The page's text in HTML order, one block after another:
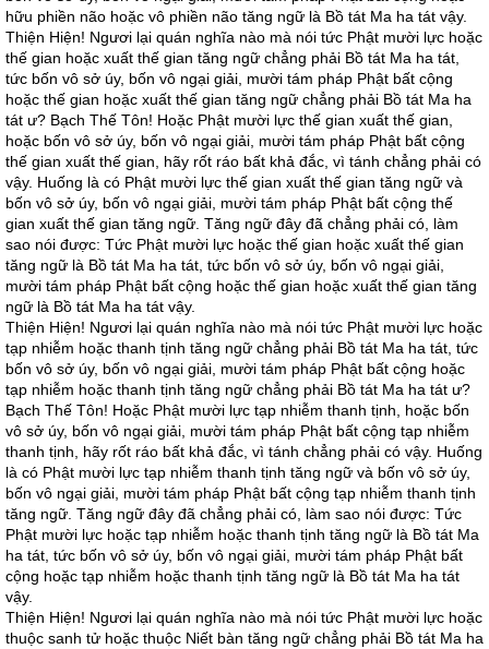
hữu phiền não hoặc vô phiền não tăng ngữ là Bồ tát Ma ha tát vậy.
Thiện Hiện! Ngươi lại quán nghĩa nào mà nói tức Phật mười lực hoặc
thế gian hoặc xuất thế gian tăng ngữ chẳng phải Bồ tát Ma ha tát,
tức bốn vô sở úy, bốn vô ngại giải, mười tám pháp Phật bất cộng
hoặc thế gian hoặc xuất thế gian tăng ngữ chẳng phải Bồ tát Ma ha
tát ư? Bạch Thế Tôn! Hoặc Phật mười lực thế gian xuất thế gian,
hoặc bốn vô sở úy, bốn vô ngại giải, mười tám pháp Phật bất cộng
thế gian xuất thế gian, hãy rốt ráo bất khả đắc, vì tánh chẳng phải có
vậy. Huống là có Phật mười lực thế gian xuất thế gian tăng ngữ và
bốn vô sở úy, bốn vô ngại giải, mười tám pháp Phật bất cộng thế
gian xuất thế gian tăng ngữ. Tăng ngữ đây đã chẳng phải có, làm
sao nói được: Tức Phật mười lực hoặc thế gian hoặc xuất thế gian
tăng ngữ là Bồ tát Ma ha tát, tức bốn vô sở úy, bốn vô ngại giải,
mười tám pháp Phật bất cộng hoặc thế gian hoặc xuất thế gian tăng
ngữ là Bồ tát Ma ha tát vậy.
Thiện Hiện! Ngươi lại quán nghĩa nào mà nói tức Phật mười lực hoặc
tạp nhiễm hoặc thanh tịnh tăng ngữ chẳng phải Bồ tát Ma ha tát, tức
bốn vô sở úy, bốn vô ngại giải, mười tám pháp Phật bất cộng hoặc
tạp nhiễm hoặc thanh tịnh tăng ngữ chẳng phải Bồ tát Ma ha tát ư?
Bạch Thế Tôn! Hoặc Phật mười lực tạp nhiễm thanh tịnh, hoặc bốn
vô sở úy, bốn vô ngại giải, mười tám pháp Phật bất cộng tạp nhiễm
thanh tịnh, hãy rốt ráo bất khả đắc, vì tánh chẳng phải có vậy. Huống
là có Phật mười lực tạp nhiễm thanh tịnh tăng ngữ và bốn vô sở úy,
bốn vô ngại giải, mười tám pháp Phật bất cộng tạp nhiễm thanh tịnh
tăng ngữ. Tăng ngữ đây đã chẳng phải có, làm sao nói được: Tức
Phật mười lực hoặc tạp nhiễm hoặc thanh tịnh tăng ngữ là Bồ tát Ma
ha tát, tức bốn vô sở úy, bốn vô ngại giải, mười tám pháp Phật bất
cộng hoặc tạp nhiễm hoặc thanh tịnh tăng ngữ là Bồ tát Ma ha tát
vậy.
Thiện Hiện! Ngươi lại quán nghĩa nào mà nói tức Phật mười lực hoặc
thuộc sanh tử hoặc thuộc Niết bàn tăng ngữ chẳng phải Bồ tát Ma ha